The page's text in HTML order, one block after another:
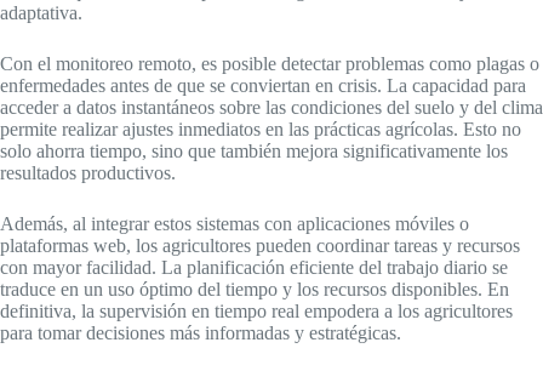
adaptativa.
Con el monitoreo remoto, es posible detectar problemas como plagas o
enfermedades antes de que se conviertan en crisis. La capacidad para
acceder a datos instantáneos sobre las condiciones del suelo y del clima
permite realizar ajustes inmediatos en las prácticas agrícolas. Esto no
solo ahorra tiempo, sino que también mejora significativamente los
resultados productivos.
Además, al integrar estos sistemas con aplicaciones móviles o
plataformas web, los agricultores pueden coordinar tareas y recursos
con mayor facilidad. La planificación eficiente del trabajo diario se
traduce en un uso óptimo del tiempo y los recursos disponibles. En
definitiva, la supervisión en tiempo real empodera a los agricultores
para tomar decisiones más informadas y estratégicas.